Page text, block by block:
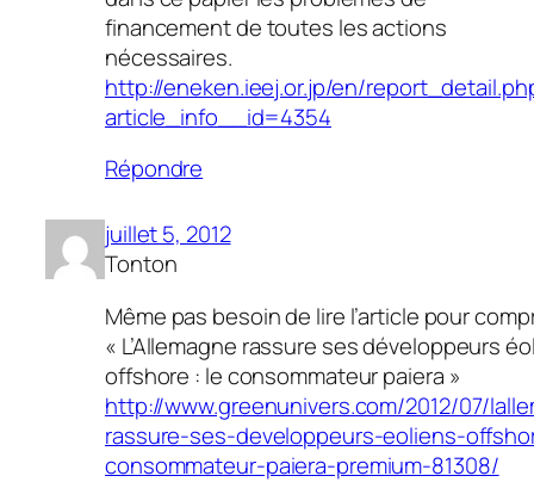
financement de toutes les actions
nécessaires.
http://eneken.ieej.or.jp/en/
article_info__id=4354
Répondre
juillet 5, 2012
Tonton
Même pas besoin de lire l’article pour
« L’Allemagne rassure ses développeurs
offshore : le consommateur paiera »
http://www.greenunivers.com/2012/07/
rassure-ses-developpeurs-eoliens-
consommateur-paiera-premium-81308/